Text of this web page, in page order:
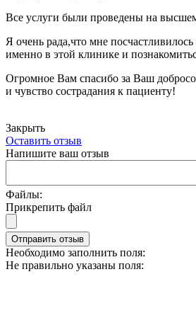
Все услуги были проведены на
Я очень рада,что мне
именно в этой клинике и
Огромное Вам спасибо за Ваш
и чувство сострадания к пациенту!
Закрыть
Оставить отзыв
Напишите ваш отзыв
Файлы:
Прикрепить файл
Отправить отзыв
Необходимо заполнить поля:
Не правильно указаны поля: